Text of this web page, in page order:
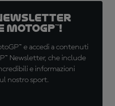
e accedi a contenuti
Newsletter, che include
e informazioni
nostro sport.